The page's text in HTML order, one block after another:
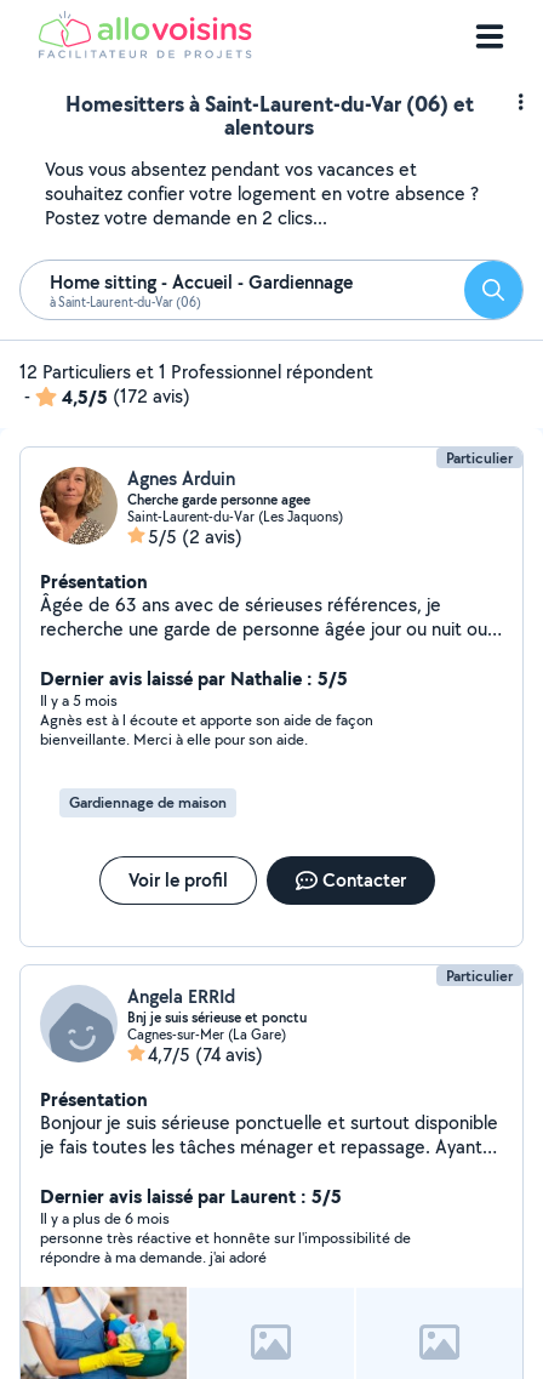
Homesitters à Saint-Laurent-du-Var (06) et
alentours
Vous vous absentez pendant vos vacances et
souhaitez confier votre logement en votre absence ?
Postez votre demande en 2 clics...
Home sitting - Accueil - Gardiennage
à Saint-Laurent-du-Var (06)
12 Particuliers et 1 Professionnel répondent
-
4,5/5 (172 avis)
Particulier
Agnes Arduin
Cherche garde personne agee
Saint-Laurent-du-Var (Les Jaquons)
5/5 (2 avis)
Présentation
Âgée de 63 ans avec de sérieuses références, je
recherche une garde de personne âgée jour ou nuit ou
Dernier avis laissé par Nathalie : 5/5
Il y a 5 mois
Agnès est à l écoute et apporte son aide de façon
bienveillante. Merci à elle pour son aide.
Gardiennage de maison
Voir le profil Contacter
Particulier
Angela ERRId
Bnj je suis sérieuse et ponctu
Cagnes-sur-Mer (La Gare)
4,7/5 (74 avis)
Présentation
Bonjour je suis sérieuse ponctuelle et surtout disponible
je fais toutes les tâches ménager et repassage. Ayant
rangement des armoires et des dressing
Dernier avis laissé par Laurent : 5/5
Il y a plus de 6 mois
personne très réactive et honnête sur l'impossibilité de
répondre à ma demande. j'ai adoré